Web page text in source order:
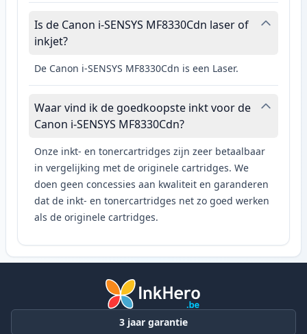
Is de Canon i-SENSYS MF8330Cdn laser of
inkjet?
De Canon i-SENSYS MF8330Cdn is een Laser.
Waar vind ik de goedkoopste inkt voor de
Canon i-SENSYS MF8330Cdn?
Onze inkt- en tonercartridges zijn zeer betaalbaar
in vergelijking met de originele cartridges. We
doen geen concessies aan kwaliteit en garanderen
dat de inkt- en tonercartridges net zo goed werken
als de originele cartridges.
3 jaar garantie